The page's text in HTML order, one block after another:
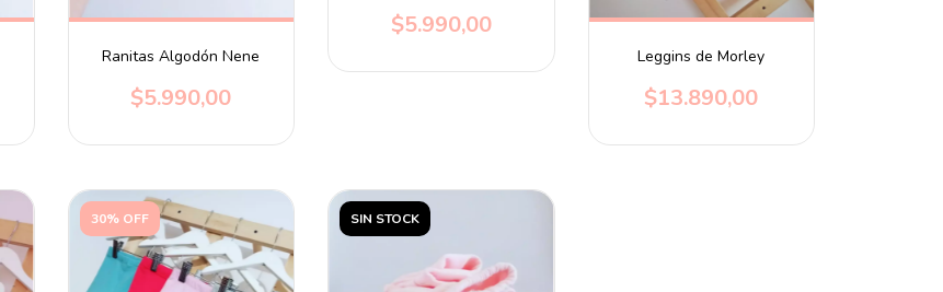
Ranitas Algodón Nene
$5.990,00
$5.990,00
Leggins de Morley
$13.890,00
30% OFF SIN STOCK